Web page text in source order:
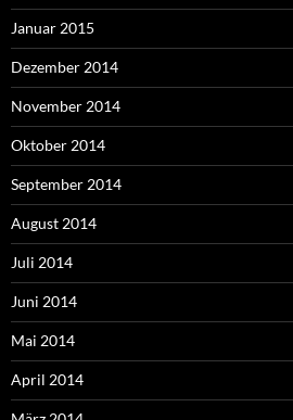
Januar 2015
Dezember 2014
November 2014
Oktober 2014
September 2014
August 2014
Juli 2014
Juni 2014
Mai 2014
April 2014